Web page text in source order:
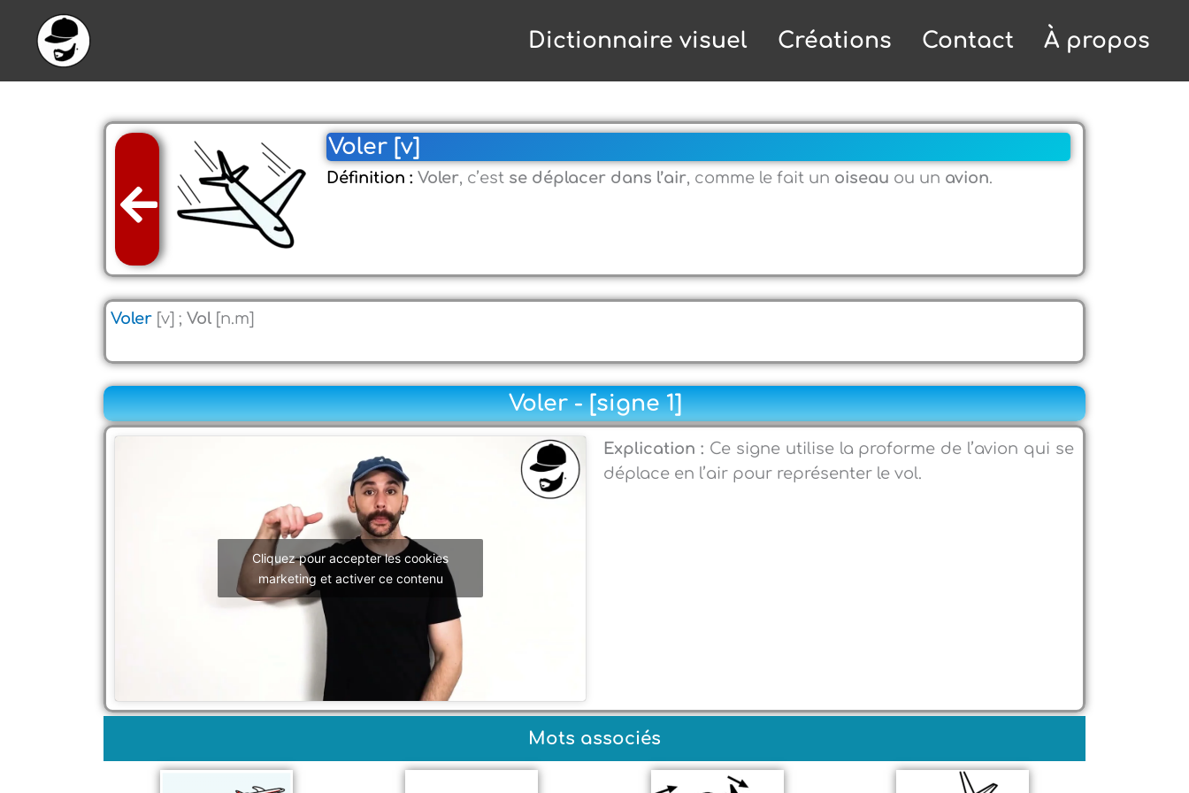
contenu
Dictionnaire visuel Créations Contact À propos
Voler [v]
Définition :Voler, c’est se déplacer dans l’air, comme le fait un oiseau ou un avion.
Voler [v] ; Vol [n.m]
Voler - [signe 1]
Cliquez pour accepter les cookies
marketing et activer ce contenu
Explication : Ce signe utilise la proforme de l’avion qui se
déplace en l’air pour représenter le vol.
Mots associés